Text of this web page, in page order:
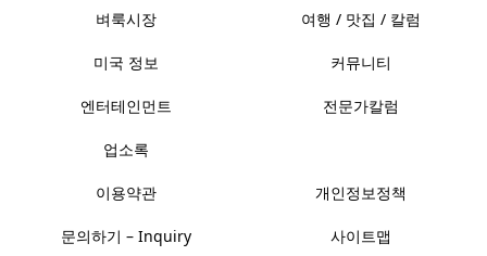
벼룩시장 여행 / 맛집 / 칼럼
미국 정보 커뮤니티
엔터테인먼트 전문가칼럼
업소록
이용약관 개인정보정책
문의하기 – Inquiry 사이트맵